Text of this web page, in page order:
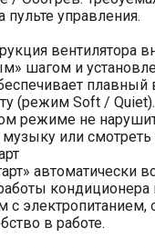
пульте управления.
вентилятора
шагом и
(режим Soft /
режиме не
или смотреть
автоматически
кондиционера
с электропитанием,
в работе.